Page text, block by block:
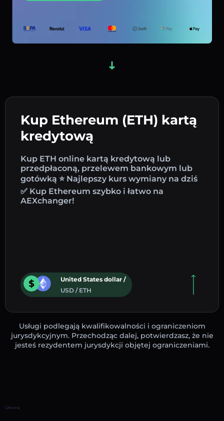
Kup Ethereum (ETH) kartą
kredytową
Kup ETH online kartą kredytową lub
przedpłaconą, przelewem bankowym lub
gotówką ⭐ Najlepszy kurs wymiany na dziś
✅ Kup Ethereum szybko i łatwo na
AEXchanger!
United States dollar /
USD / ETH
Usługi podlegają kwalifikowalności i ograniczeniom
jurysdykcyjnym. Przechodząc dalej, potwierdzasz, że nie
jesteś rezydentem jurysdykcji objętej ograniczeniami.
Główna